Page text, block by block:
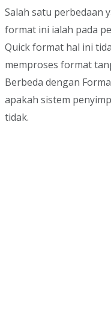
Salah satu perbedaan
format ini ialah pada
Quick format hal ini
memproses format
Berbeda dengan
apakah sistem
tidak.